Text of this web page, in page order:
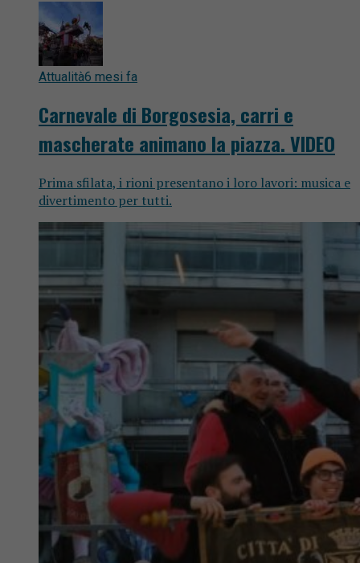
Attualità6 mesi fa
Carnevale di Borgosesia, carri e
mascherate animano la piazza. VIDEO
Prima sfilata, i rioni presentano i loro lavori: musica e
divertimento per tutti.